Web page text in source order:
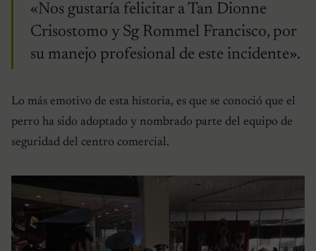
«Nos gustaría felicitar a Tan Dionne
Crisostomo y Sg Rommel Francisco, por
su manejo profesional de este incidente».
Lo más emotivo de esta historia, es que se conoció que el
perro ha sido adoptado y nombrado parte del equipo de
seguridad del centro comercial.